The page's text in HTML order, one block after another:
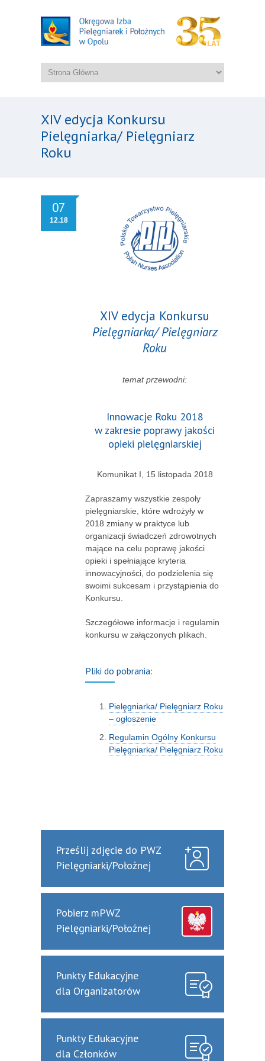
XIV edycja Konkursu
Pielęgniarka/ Pielęgniarz
Roku
07
12.18
XIV edycja Konkursu
Pielęgniarka/ Pielęgniarz
Roku
temat przewodni:
Innowacje Roku 2018
w zakresie poprawy jakości
opieki pielęgniarskiej
Komunikat I, 15 listopada 2018
Zapraszamy wszystkie zespoły
pielęgniarskie, które wdrożyły w
2018 zmiany w praktyce lub
organizacji świadczeń zdrowotnych
mające na celu poprawę jakości
opieki i spełniające kryteria
innowacyjności, do podzielenia się
swoimi sukcesam i przystąpienia do
Konkursu.
Szczegółowe informacje i regulamin
konkursu w załączonych plikach.
Pliki do pobrania:
Pielęgniarka/ Pielęgniarz Roku
– ogłoszenie
Regulamin Ogólny Konkursu
Pielęgniarka/ Pielęgniarz Roku
Prześlij zdjęcie do PWZ
Pielęgniarki/Położnej
Pobierz mPWZ
Pielęgniarki/Położnej
Punkty Edukacyjne
dla Organizatorów
Punkty Edukacyjne
dla Członków